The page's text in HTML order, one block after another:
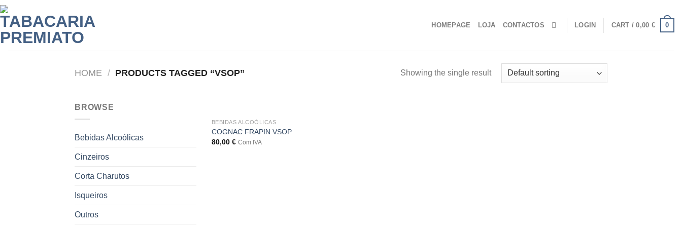
Skip
to
content
HOMEPAGE LOJA CONTACTOS LOGIN CART /0,00 € 0
HOME / PRODUCTS TAGGED “VSOP” Showing the single result
BROWSE
Bebidas Alcoólicas
Cinzeiros
Corta Charutos
Isqueiros
Outros
BEBIDAS ALCOÓLICAS
COGNAC FRAPIN VSOP
80,00 € Com IVA